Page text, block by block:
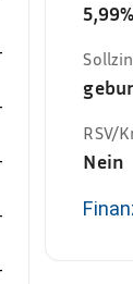
5,99%
RSV/
Nein